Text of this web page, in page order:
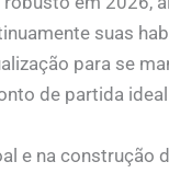
suas
para se
de partida
e na construção